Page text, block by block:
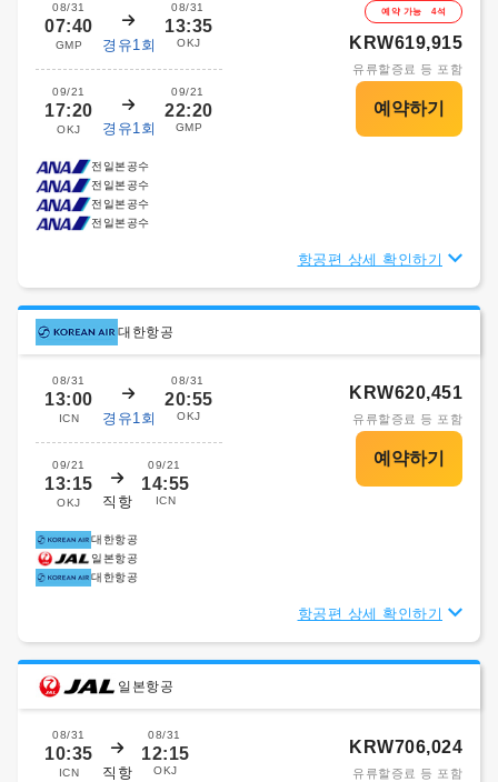
08/31
07:40
GMP 경유1회
08/31
13:35
OKJ
09/21
17:20
OKJ 경유1회
09/21
22:20
GMP
예약 가능 4석
KRW619,915
유류할증료 등 포함
전일본공수
전일본공수
전일본공수
전일본공수
항공편 상세 확인하기
대한항공
08/31
13:00
ICN 경유1회
08/31
20:55
OKJ
09/21
13:15
OKJ 직항
09/21
14:55
ICN
KRW620,451
유류할증료 등 포함
대한항공
일본항공
대한항공
항공편 상세 확인하기
일본항공
08/31
10:35
ICN 직항
08/31
12:15
OKJ
KRW706,024
유류할증료 등 포함